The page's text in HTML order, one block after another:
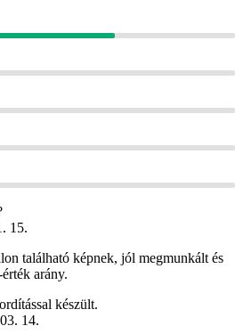
15.
található képnek, jól megmunkált és
arány.
készült.
14.